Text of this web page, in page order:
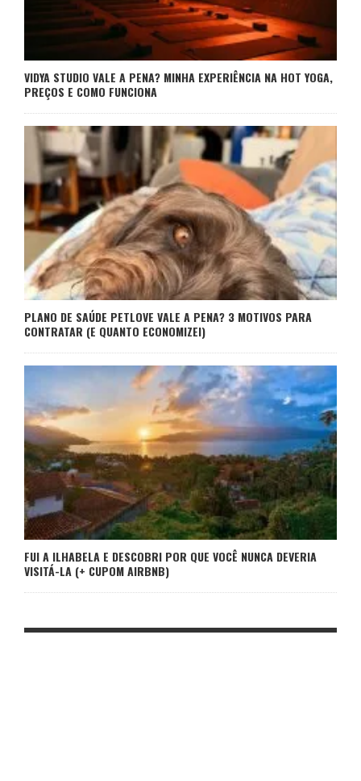
VIDYA STUDIO VALE A PENA? MINHA EXPERIÊNCIA NA HOT YOGA,
PREÇOS E COMO FUNCIONA
PLANO DE SAÚDE PETLOVE VALE A PENA? 3 MOTIVOS PARA
CONTRATAR (E QUANTO ECONOMIZEI)
FUI A ILHABELA E DESCOBRI POR QUE VOCÊ NUNCA DEVERIA
VISITÁ-LA (+ CUPOM AIRBNB)